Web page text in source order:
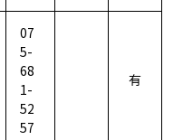
07
5-
68
1-
52
57
有